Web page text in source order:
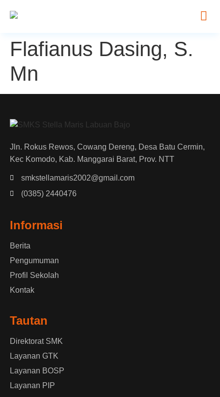
Flafianus Dasing, S.
Mn
Jln. Rokus Rewos, Cowang Dereng, Desa Batu Cermin,
Kec Komodo, Kab. Manggarai Barat, Prov. NTT
smkstellamaris2002@gmail.com
(0385) 2440476
Informasi
Berita
Pengumuman
Profil Sekolah
Kontak
Tautan
Direktorat SMK
Layanan GTK
Layanan BOSP
Layanan PIP